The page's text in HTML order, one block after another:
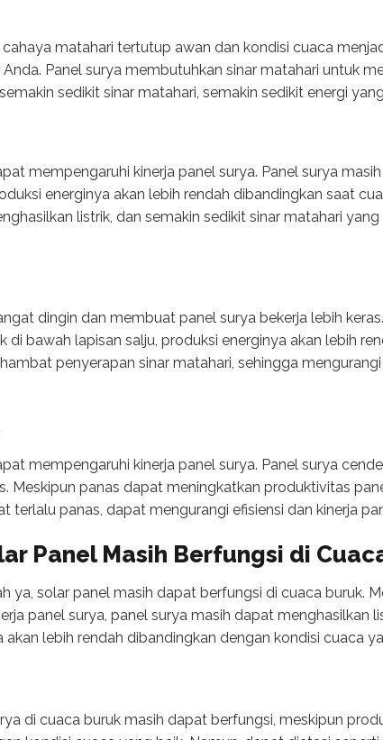
cahaya matahari tertutup awan dan kondisi cuaca
Panel surya membutuhkan sinar matahari untuk
sedikit sinar matahari, semakin sedikit energi
mempengaruhi kinerja panel surya. Panel surya
energinya akan lebih rendah dibandingkan saat
listrik, dan semakin sedikit sinar matahari
dingin dan membuat panel surya bekerja lebih
di bawah lapisan salju, produksi energinya akan lebih
penyerapan sinar matahari, sehingga
mempengaruhi kinerja panel surya. Panel surya
Meskipun panas dapat meningkatkan produktivitas
terlalu panas, dapat mengurangi efisiensi dan kinerja
Panel Masih Berfungsi di
ya, solar panel masih dapat berfungsi di cuaca buruk.
panel surya, panel surya masih dapat menghasilkan
akan lebih rendah dibandingkan dengan kondisi cuaca
di cuaca buruk masih dapat berfungsi, meskipun